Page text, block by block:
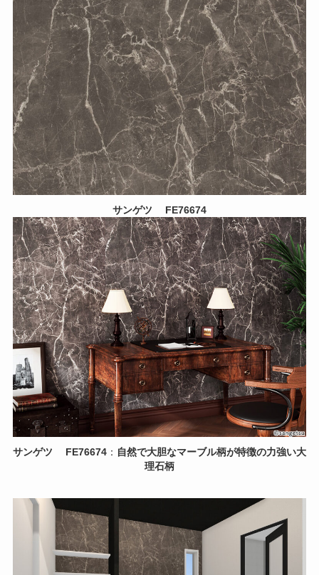
サンゲツ FE76674
サンゲツ FE76674 ： 自然で大胆なマーブル柄が特徴の力強い大
理石柄